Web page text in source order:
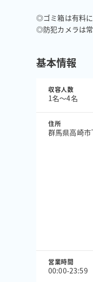
◎ゴミ箱は有料に
◎防犯カメラは常
基本情報
収容人数
1名〜4名
住所
群馬県高崎
営業時間
00:00-23:59